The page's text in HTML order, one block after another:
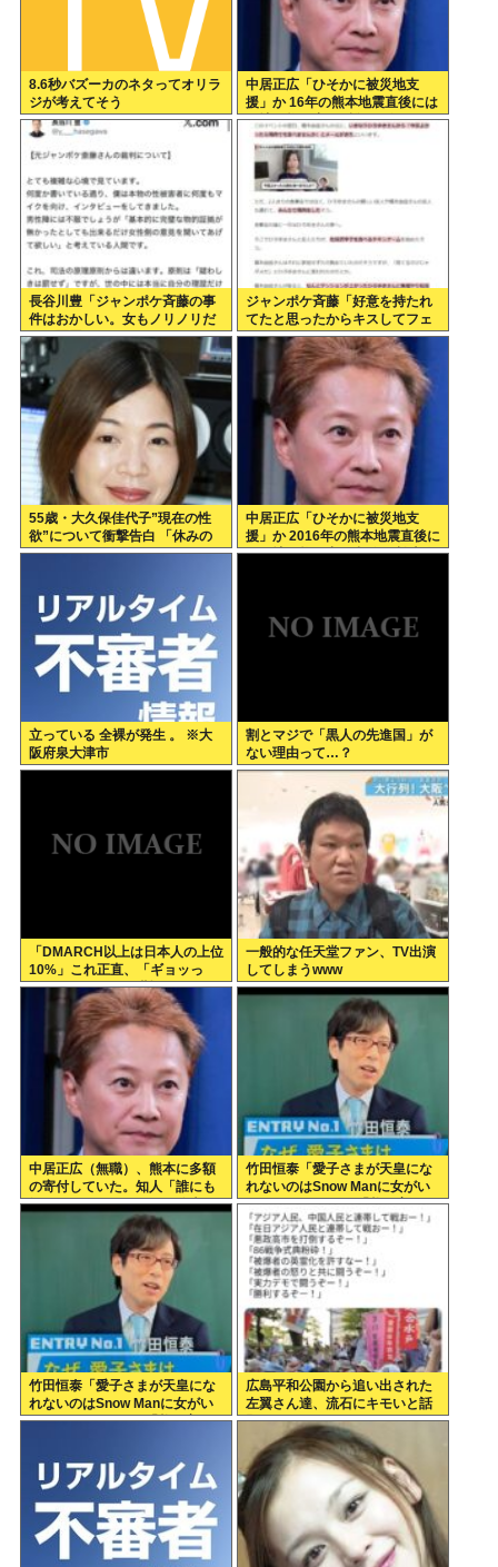
8.6秒バズーカのネタってオリラ
ジが考えてそう
中居正広「ひそかに被災地支
援」か 16年の熊本地震直後には
現地で炊き出し “誰にも知られ
なくて良い”と、強まる福祉活動
への思い
長谷川豊「ジャンポケ斉藤の事
件はおかしい。女もノリノリだ
った冤罪だろ」
ジャンポケ斉藤「好意を持たれ
てたと思ったからキスしてフェ
ラさせただけ」これセーフで
55歳・大久保佳代子”現在の性
欲”について衝撃告白 「休みの
日とかそうだね、だいたい…」
中居正広「ひそかに被災地支
援」か 2016年の熊本地震直後に
は現地で炊き出し 親友・松本人
立っている 全裸が発生 。 ※大
阪府泉大津市
割とマジで「黒人の先進国」が
ない理由って…？
「DMARCH以上は日本人の上位
10%」これ正直、「ギョッっ
と」するよなあ…職場でも
MARCH同以下の低学歴とかあ
んまり観ない
一般的な任天堂ファン、TV出演
してしまうwww
中居正広（無職）、熊本に多額
の寄付していた。知人「誰にも
知られなくてもいい、と公表し
竹田恒泰「愛子さまが天皇にな
れないのはSnow Manに女がい
ないのと同じ」 民「養子案は
Snow Manに竹田恒泰が入るよ
うなもの」
竹田恒泰「愛子さまが天皇にな
れないのはSnow Manに女がい
ないのと同じ」X民「養子案は
うなもの」
広島平和公園から追い出された
左翼さん達、流石にキモいと話
題に